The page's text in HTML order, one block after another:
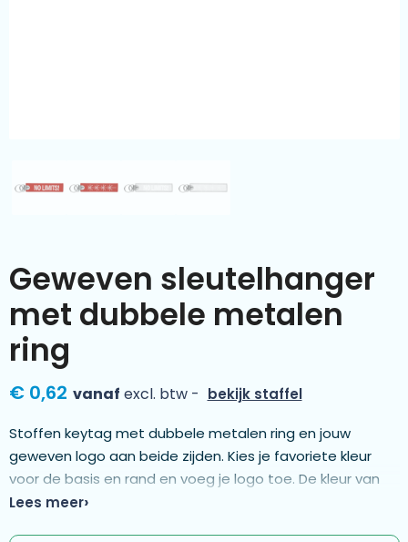
Geweven sleutelhanger
met dubbele metalen
ring
€ 0,62 vanaf excl. btw - bekijk staffel
Stoffen keytag met dubbele metalen ring en jouw
geweven logo aan beide zijden. Kies je favoriete kleur
voor de basis en rand en voeg je logo toe. De kleur van
basis en rand is aan beide zijden gelijk. Materiaal: 100%
Lees meer